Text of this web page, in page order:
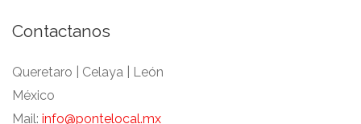
Contactanos
Queretaro | Celaya | León
México
Mail: info@pontelocal.mx